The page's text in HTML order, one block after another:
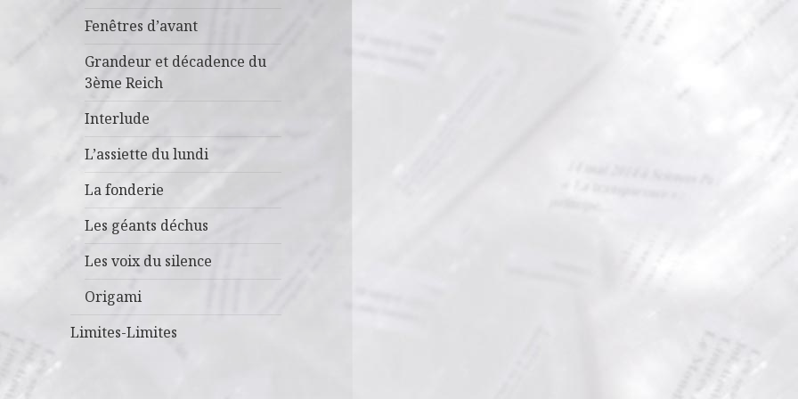
Fenêtres d’avant
Grandeur et décadence du
3ème Reich
Interlude
L’assiette du lundi
La fonderie
Les géants déchus
Les voix du silence
Origami
Limites-Limites